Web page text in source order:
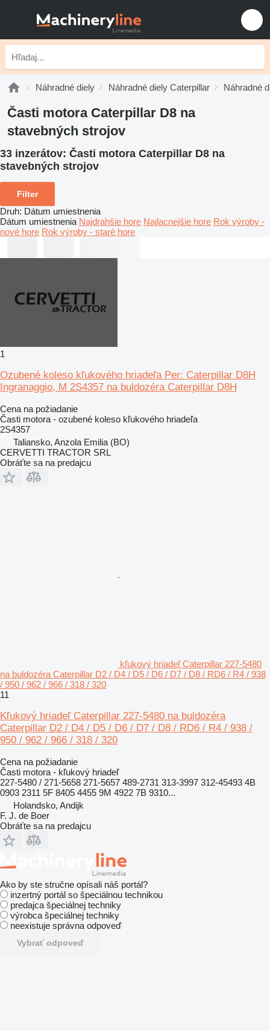
Náhradné diely Náhradné diely Caterpillar Náhradné
Časti motora Caterpillar D8 na
stavebných strojov
33 inzerátov: Časti motora Caterpillar D8 na
stavebných strojov
Filter
Druh: Dátum umiestnenia
Dátum umiestnenia Najdrahšie hore Najlacnejšie hore Rok výroby -
nové hore Rok výroby - staré hore
1
Ozubené koleso kľukového hriadeľa Per: Caterpillar D8H
Ingranaggio, M 2S4357 na buldozéra Caterpillar D8H
Cena na požiadanie
Časti motora - ozubené koleso kľukového hriadeľa
2S4357
Taliansko, Anzola Emilia (BO)
CERVETTI TRACTOR SRL
Obráťte sa na predajcu
kľukový hriadeľ Caterpillar 227-5480
na buldozéra Caterpillar D2 / D4 / D5 / D6 / D7 / D8 / RD6 / R4 / 938
/ 950 / 962 / 966 / 318 / 320
11
Kľukový hriadeľ Caterpillar 227-5480 na buldozéra
Caterpillar D2 / D4 / D5 / D6 / D7 / D8 / RD6 / R4 / 938 /
950 / 962 / 966 / 318 / 320
Cena na požiadanie
Časti motora - kľukový hriadeľ
227-5480 / 271-5658 271-5657 489-2731 313-3997 312-45493 4B
0903 2311 5F 8405 4455 9M 4922 7B 9310...
Holandsko, Andijk
F. J. de Boer
Obráťte sa na predajcu
Ako by ste stručne opísali náš portál?
inzertný portál so špeciálnou technikou
predajca špeciálnej techniky
výrobca špeciálnej techniky
neexistuje správna odpoveď
Vybrať odpoveď